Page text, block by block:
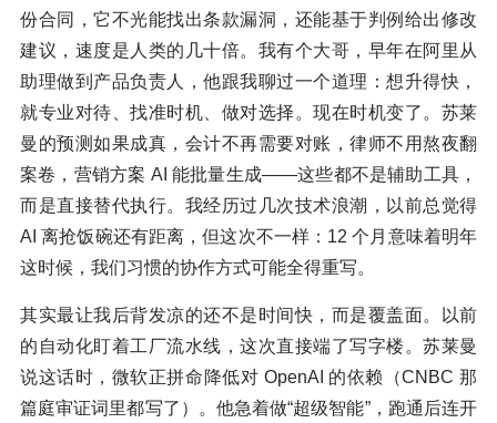
份合同，它不光能找出条款漏洞，还能基于判例给出修改
建议，速度是人类的几十倍。我有个大哥，早年在阿里从
助理做到产品负责人，他跟我聊过一个道理：想升得快，
就专业对待、找准时机、做对选择。现在时机变了。苏莱
曼的预测如果成真，会计不再需要对账，律师不用熬夜翻
案卷，营销方案 AI 能批量生成——这些都不是辅助工具，
而是直接替代执行。我经历过几次技术浪潮，以前总觉得
AI 离抢饭碗还有距离，但这次不一样：12 个月意味着明年
这时候，我们习惯的协作方式可能全得重写。
其实最让我后背发凉的还不是时间快，而是覆盖面。以前
的自动化盯着工厂流水线，这次直接端了写字楼。苏莱曼
说这话时，微软正拼命降低对 OpenAI 的依赖（CNBC 那
篇庭审证词里都写了）。他急着做“超级智能”，跑通后连开